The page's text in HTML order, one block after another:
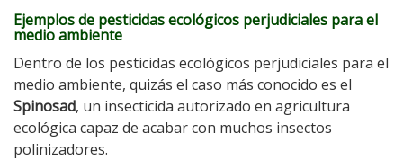
Ejemplos de pesticidas ecológicos perjudiciales para el
medio ambiente
Dentro de los pesticidas ecológicos perjudiciales para el
medio ambiente, quizás el caso más conocido es el
Spinosad, un insecticida autorizado en agricultura
ecológica capaz de acabar con muchos insectos
polinizadores.